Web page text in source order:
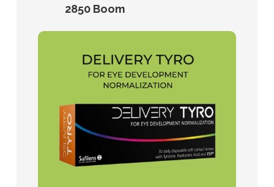
2850 Boom